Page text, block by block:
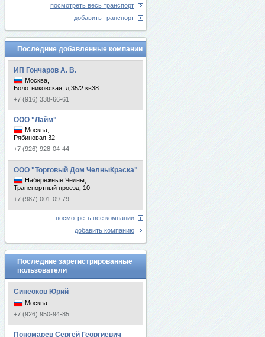
посмотреть весь транспорт
добавить транспорт
Последние добавленные компании
ИП Гончаров А. В.
Москва,
Болотниковская, д 35/2 кв38
+7 (916) 338-66-61
ООО "Лайм"
Москва,
Рябиновая 32
+7 (926) 928-04-44
ООО "Торговый Дом ЧелныКраска"
Набережные Челны,
Транспортный проезд, 10
+7 (987) 001-09-79
посмотреть все компании
добавить компанию
Последние зарегистрированные
пользователи
Синеоков Юрий
Москва
+7 (926) 950-94-85
Пономарев Сергей Георгиевич